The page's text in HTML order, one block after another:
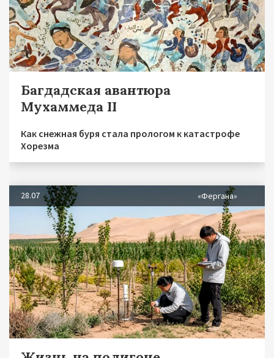
Багдадская авантюра
Мухаммеда II
Как снежная буря стала прологом к катастрофе
Хорезма
28.07 «Фергана»